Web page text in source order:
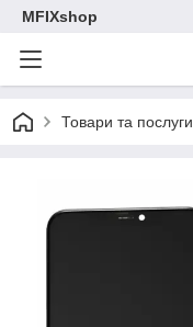
MFIXshop
Товари та послуги